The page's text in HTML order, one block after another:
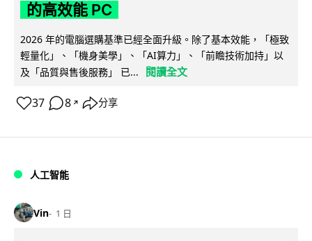
的高效能 PC
2026 年的電腦選購基準已經全面升級。除了基本效能，「極致
輕量化」、「機身美學」、「AI算力」、「前瞻技術加持」以
及「品質與售後服務」 已...
閱讀全文
37 8 ↗ 分享
人工智能
Vin 1 日